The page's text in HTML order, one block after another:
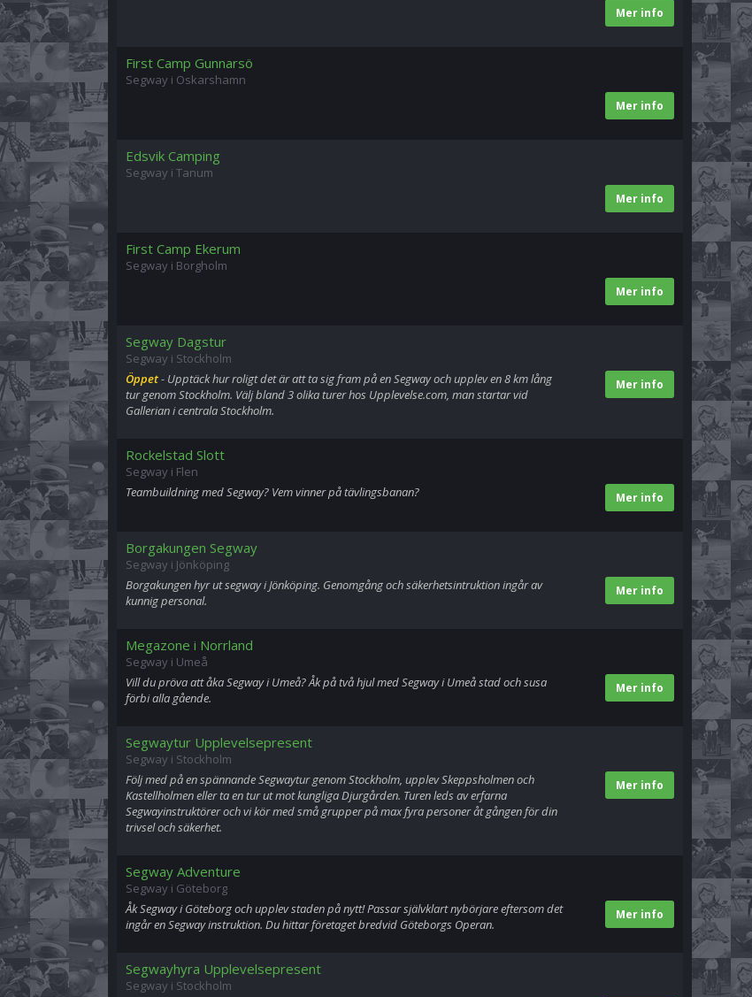
Mer info
First Camp Gunnarsö
Segway i Oskarshamn
Mer info
Edsvik Camping
Segway i Tanum
Mer info
First Camp Ekerum
Segway i Borgholm
Mer info
Segway Dagstur
Segway i Stockholm
Mer info
Öppet- Upptäck hur roligt det är att ta sig fram på en Segway och upplev en 8 km lång
tur genom Stockholm. Välj bland 3 olika turer hos Upplevelse.com, man startar vid
Gallerian i centrala Stockholm.
Rockelstad Slott
Segway i Flen
Mer info
Teambuildning med Segway? Vem vinner på tävlingsbanan?
Borgakungen Segway
Segway i Jönköping
Mer info
Borgakungen hyr ut segway i Jönköping. Genomgång och säkerhetsintruktion ingår av
kunnig personal.
Megazone i Norrland
Segway i Umeå
Mer info
Vill du pröva att åka Segway i Umeå? Åk på två hjul med Segway i Umeå stad och susa
förbi alla gående.
Segwaytur Upplevelsepresent
Segway i Stockholm
Mer info
Följ med på en spännande Segwaytur genom Stockholm, upplev Skeppsholmen och
Kastellholmen eller ta en tur ut mot kungliga Djurgården. Turen leds av erfarna
Segwayinstruktörer och vi kör med små grupper på max fyra personer åt gången för din
trivsel och säkerhet.
Segway Adventure
Segway i Göteborg
Mer info
Åk Segway i Göteborg och upplev staden på nytt! Passar självklart nybörjare eftersom det
ingår en Segway instruktion. Du hittar företaget bredvid Göteborgs Operan.
Segwayhyra Upplevelsepresent
Segway i Stockholm